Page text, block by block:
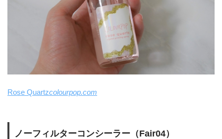
Rose Quartzcolourpop.com
ノーフィルターコンシーラー（Fair04）